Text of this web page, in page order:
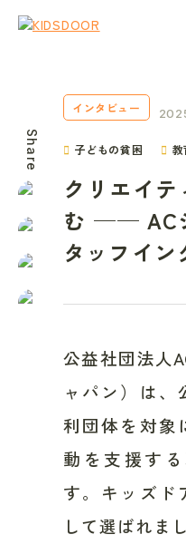
Share
インタビュー
子どもの貧困 教
クリエイ
む ── AC
タッフイン
公益社団法人
ャパン）は、
利団体を対象
動を支援す
す。キッズド
して選ばれまし